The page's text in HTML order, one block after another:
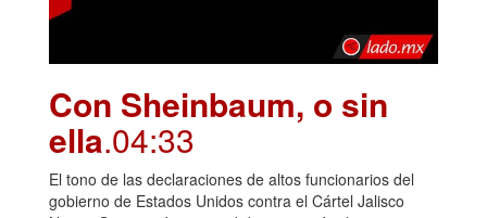
Con Sheinbaum, o sin
ella.04:33
El tono de las declaraciones de altos funcionarios del
gobierno de Estados Unidos contra el Cártel Jalisco